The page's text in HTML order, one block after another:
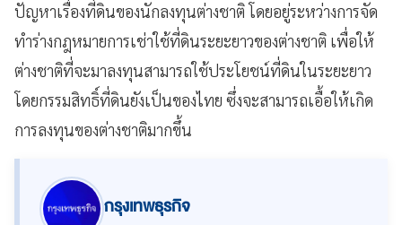
ปัญหาเรื่องที่ดินของนักลงทุนต่างชาติ โดยอยู่ระหว่างการจัด
ทำร่างกฎหมายการเช่าใช้ที่ดินระยะยาวของต่างชาติ เพื่อให้
ต่างชาติที่จะมาลงทุนสามารถใช้ประโยชน์ที่ดินในระยะยาว
โดยกรรมสิทธิ์ที่ดินยังเป็นของไทย ซึ่งจะสามารถเอื้อให้เกิด
การลงทุนของต่างชาติมากขึ้น
กรุงเทพธุรกิจ